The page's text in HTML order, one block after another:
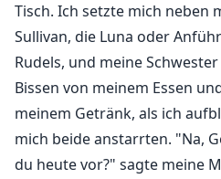
Tisch. Ich setzte mich neben
Sullivan, die Luna oder
Rudels, und meine
Bissen von meinem Essen
meinem Getränk, als ich
mich beide anstarrten. "Na,
du heute vor?" sagte meine